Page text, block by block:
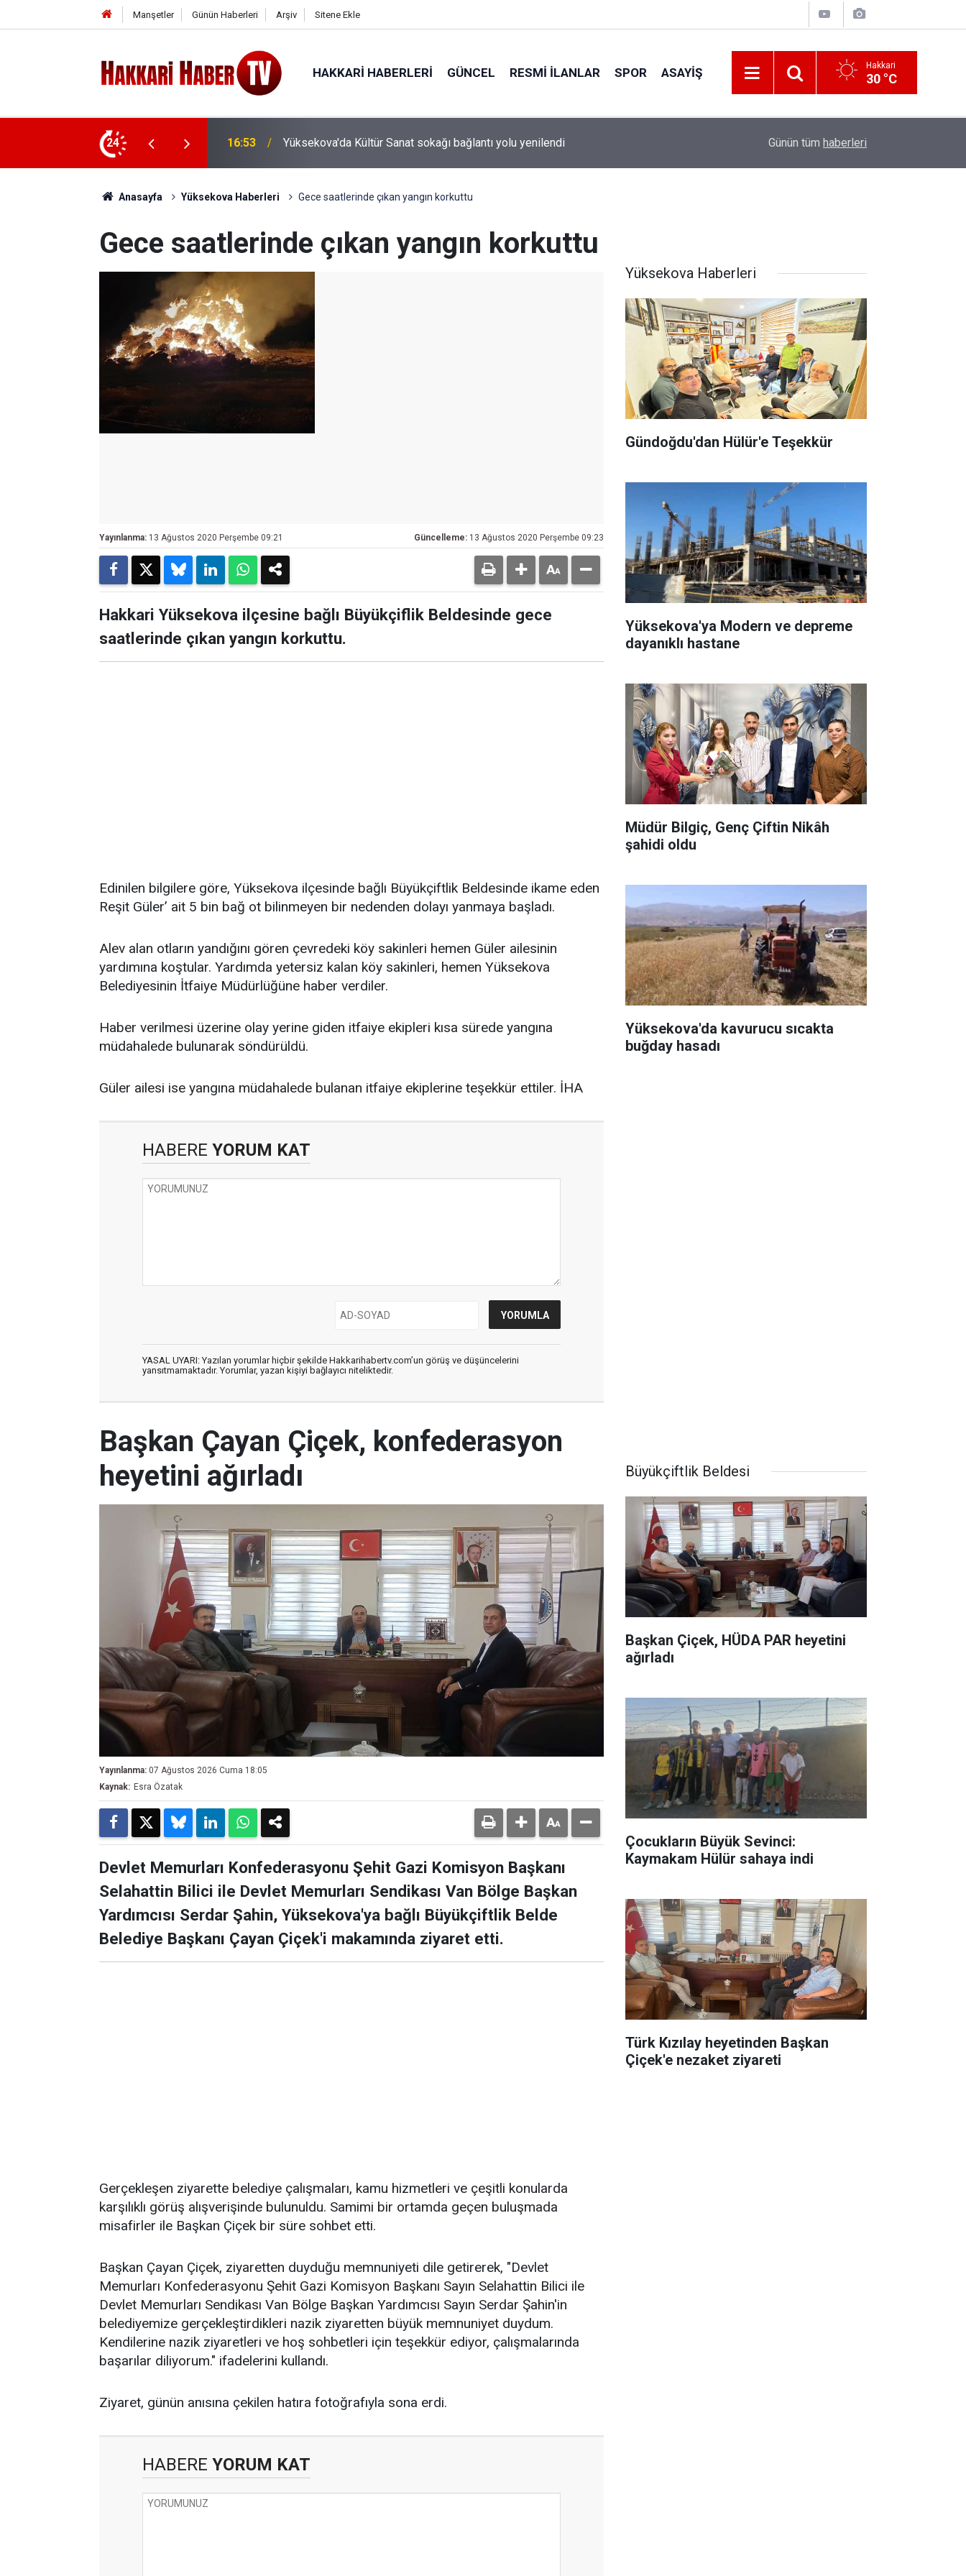
Manşetler Günün Haberleri Arşiv Sitene Ekle
HAKKARI HABERLERI GÜNCEL RESMI İLANLAR SPOR ASAYIŞ Hakkari
30 °C
24
bağlantı yolu yenilendi 16:48 AHBAP'ın Faaliyetleri Durduruldu KGK'dan Adalet Bakanı Gürlek'e yasa taslağı
Günün tüm haberleri
Anasayfa Yüksekova Haberleri Gece saatlerinde çıkan yangın korkuttu
Gece saatlerinde çıkan yangın korkuttu
Yayınlanma: 13 Ağustos 2020 Perşembe 09:21 Güncelleme: 13 Ağustos 2020 Perşembe 09:23
Hakkari Yüksekova ilçesine bağlı Büyükçiflik Beldesinde gece
saatlerinde çıkan yangın korkuttu.
Edinilen bilgilere göre, Yüksekova ilçesinde bağlı Büyükçiftlik Beldesinde ikame eden
Reşit Güler’ ait 5 bin bağ ot bilinmeyen bir nedenden dolayı yanmaya başladı.
Alev alan otların yandığını gören çevredeki köy sakinleri hemen Güler ailesinin
yardımına koştular. Yardımda yetersiz kalan köy sakinleri, hemen Yüksekova
Belediyesinin İtfaiye Müdürlüğüne haber verdiler.
Haber verilmesi üzerine olay yerine giden itfaiye ekipleri kısa sürede yangına
müdahalede bulunarak söndürüldü.
Güler ailesi ise yangına müdahalede bulanan itfaiye ekiplerine teşekkür ettiler. İHA
HABERE YORUM KAT
YASAL UYARI: Yazılan yorumlar hiçbir şekilde Hakkarihabertv.com’un görüş ve düşüncelerini
yansıtmamaktadır. Yorumlar, yazan kişiyi bağlayıcı niteliktedir.
Yüksekova Haberleri
Gündoğdu'dan Hülür'e Teşekkür
Yüksekova'ya Modern ve depreme
dayanıklı hastane
Müdür Bilgiç, Genç Çiftin Nikâh
şahidi oldu
Yüksekova'da kavurucu sıcakta
buğday hasadı
Başkan Çayan Çiçek, konfederasyon
heyetini ağırladı
Yayınlanma: 07 Ağustos 2026 Cuma 18:05
Kaynak: Esra Özatak
Devlet Memurları Konfederasyonu Şehit Gazi Komisyon Başkanı
Selahattin Bilici ile Devlet Memurları Sendikası Van Bölge Başkan
Yardımcısı Serdar Şahin, Yüksekova'ya bağlı Büyükçiftlik Belde
Belediye Başkanı Çayan Çiçek'i makamında ziyaret etti.
Gerçekleşen ziyarette belediye çalışmaları, kamu hizmetleri ve çeşitli konularda
karşılıklı görüş alışverişinde bulunuldu. Samimi bir ortamda geçen buluşmada
misafirler ile Başkan Çiçek bir süre sohbet etti.
Başkan Çayan Çiçek, ziyaretten duyduğu memnuniyeti dile getirerek, "Devlet
Memurları Konfederasyonu Şehit Gazi Komisyon Başkanı Sayın Selahattin Bilici ile
Devlet Memurları Sendikası Van Bölge Başkan Yardımcısı Sayın Serdar Şahin'in
belediyemize gerçekleştirdikleri nazik ziyaretten büyük memnuniyet duydum.
Kendilerine nazik ziyaretleri ve hoş sohbetleri için teşekkür ediyor, çalışmalarında
başarılar diliyorum." ifadelerini kullandı.
Ziyaret, günün anısına çekilen hatıra fotoğrafıyla sona erdi.
HABERE YORUM KAT
Büyükçiftlik Beldesi
Başkan Çiçek, HÜDA PAR heyetini
ağırladı
Çocukların Büyük Sevinci:
Kaymakam Hülür sahaya indi
Türk Kızılay heyetinden Başkan
Çiçek'e nezaket ziyareti